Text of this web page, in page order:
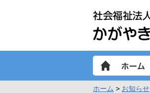
ホーム > お知らせ